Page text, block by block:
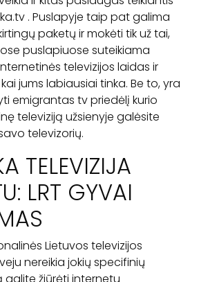
. Puslapyje taip pat galima
paketų ir mokėti tik už tai,
puslapiuose suteikiama
televizijos laidas ir
jums labiausiai tinka. Be to, yra
emigrantas tv priedėlį kurio
televiziją užsienyje galėsite
televizorių.
TELEVIZIJA
LRT GYVAI
Lietuvos televizijos
nereikia jokių specifinių